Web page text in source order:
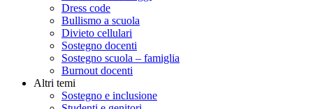
Dress code
Bullismo a scuola
Divieto cellulari
Sostegno docenti
Sostegno scuola – famiglia
Burnout docenti
Altri temi
Sostegno e inclusione